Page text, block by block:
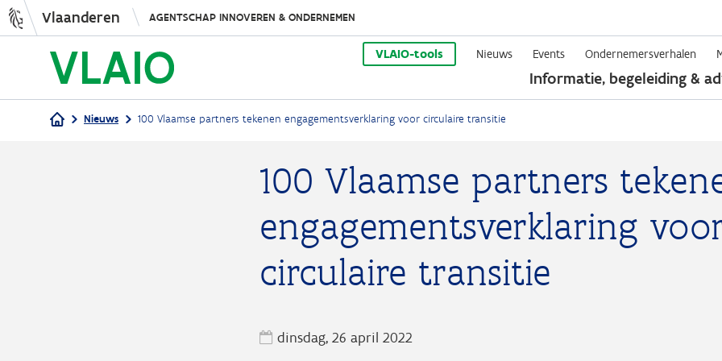
Overslaan
en
naar
de
Vlaanderen AGENTSCHAP INNOVEREN & ONDERNEMEN
VLAIO-tools Nieuws Events Ondernemersverhalen
Informatie, begeleiding &
Nieuws 100 Vlaamse partners tekenen engagementsverklaring voor circulaire transitie
100 Vlaamse partners
engagementsverklaring
circulaire transitie
dinsdag, 26 april 2022